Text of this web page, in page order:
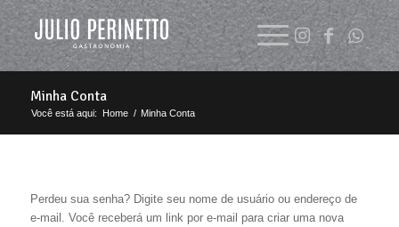
Minha Conta
Você está aqui: Home / Minha Conta
Perdeu sua senha? Digite seu nome de usuário ou endereço de
e-mail. Você receberá um link por e-mail para criar uma nova